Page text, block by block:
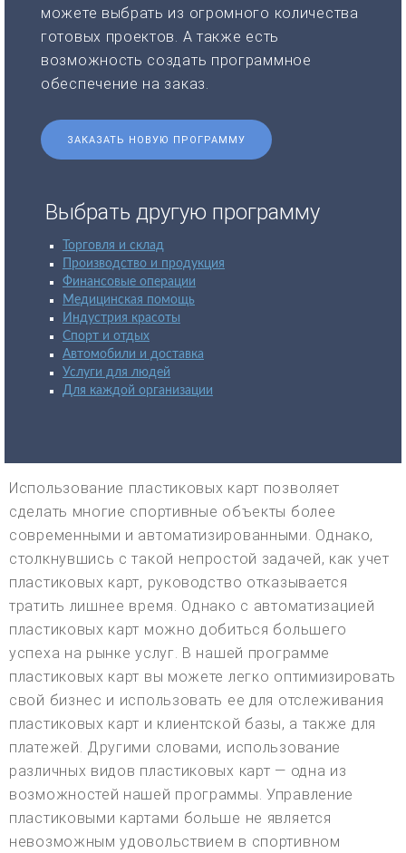
можете выбрать из огромного количества
готовых проектов. А также есть
возможность создать программное
обеспечение на заказ.
ЗАКАЗАТЬ НОВУЮ ПРОГРАММУ
Выбрать другую программу
Торговля и склад
Производство и продукция
Финансовые операции
Медицинская помощь
Индустрия красоты
Спорт и отдых
Автомобили и доставка
Услуги для людей
Для каждой организации
Использование пластиковых карт позволяет
сделать многие спортивные объекты более
современными и автоматизированными. Однако,
столкнувшись с такой непростой задачей, как учет
пластиковых карт, руководство отказывается
тратить лишнее время. Однако с автоматизацией
пластиковых карт можно добиться большего
успеха на рынке услуг. В нашей программе
пластиковых карт вы можете легко оптимизировать
свой бизнес и использовать ее для отслеживания
пластиковых карт и клиентской базы, а также для
платежей. Другими словами, использование
различных видов пластиковых карт — одна из
возможностей нашей программы. Управление
пластиковыми картами больше не является
невозможным удовольствием в спортивном